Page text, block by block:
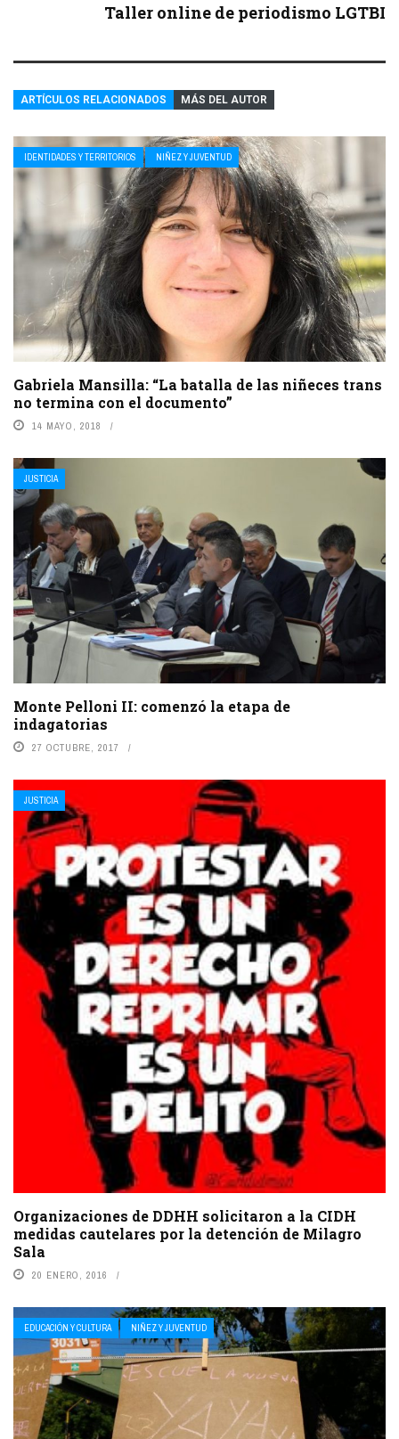
Taller online de periodismo LGTBI
ARTÍCULOS RELACIONADOS MÁS DEL AUTOR
IDENTIDADES Y TERRITORIOS NIÑEZ Y JUVENTUD
Gabriela Mansilla: “La batalla de las niñeces trans
no termina con el documento”
14 MAYO, 2018
JUSTICIA
Monte Pelloni II: comenzó la etapa de
indagatorias
27 OCTUBRE, 2017
JUSTICIA
Organizaciones de DDHH solicitaron a la CIDH
medidas cautelares por la detención de Milagro
Sala
20 ENERO, 2016
EDUCACIÓN Y CULTURA NIÑEZ Y JUVENTUD